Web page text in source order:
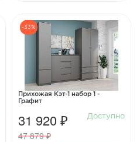
-33%
Прихожая Кэт-1 набор 1 -
Графит
31 920 ₽
47 879 ₽
Доступно